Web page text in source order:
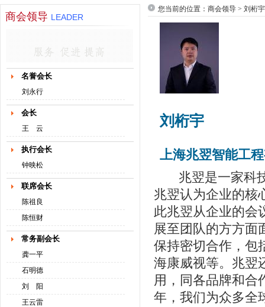
商会领导 LEADER
名誉会长
刘永行
会长
王 云
执行会长
钟映松
联席会长
陈祖良
陈恒财
常务副会长
龚一平
石明德
刘 阳
王云雷
您当前的位置：商会领导 > 刘桁宇
刘桁宇
上海兆翌智能工
兆翌是一家科技
兆翌认为企业的核
此兆翌从企业的会
展至团队的方方面
保持密切合作，包
海康威视等。兆翌
用，同各品牌和合
年，我们为众多全